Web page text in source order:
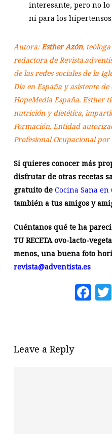
interesante, pero no
ni para los hipertensos.
Autora:Esther Azón,
redactora de
de las redes sociales de la
Día en España y asistente
HopeMedia España. Esther
nutrición y dietética,
Formación. Entidad
Profesional Ocupacional por
Si quieres conocer más
disfrutar de otras recetas
gratuito de Cocina Sana en
también a tus amigos y
Cuéntanos qué te ha
TU RECETA ovo-lacto-
menos, una buena foto
revista@adventista.es
Leave a Reply